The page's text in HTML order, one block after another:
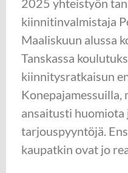
2025 yhteistyön
kiinnitinvalmistaja
Maaliskuun alussa
Tanskassa
kiinnitysratkaisun
Konepajamessuilla,
ansaitusti huomiota
tarjouspyyntöjä.
kaupatkin ovat jo